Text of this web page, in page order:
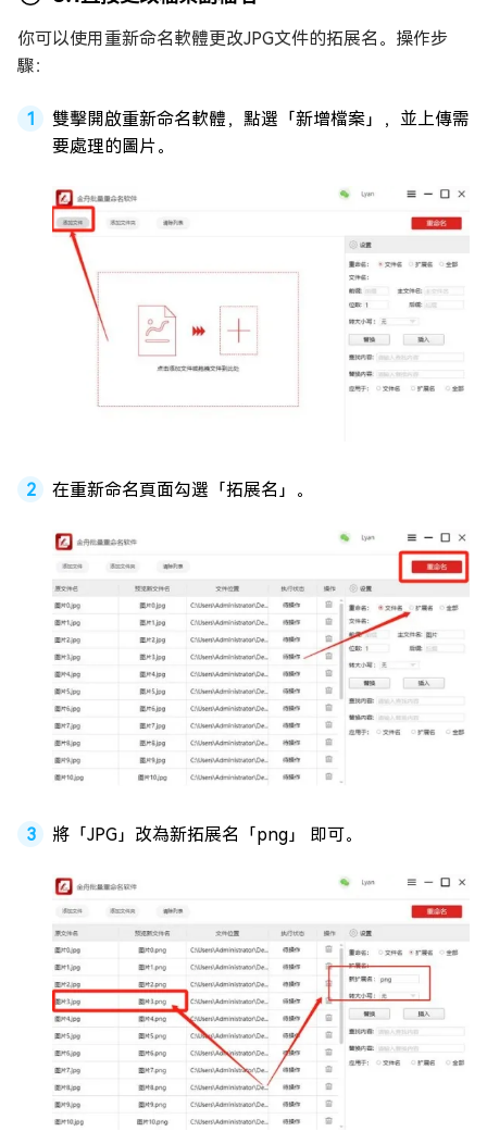
你可以使用重新命名軟體更改JPG文件的拓展名。操作步
驟：
雙擊開啟重新命名軟體，點選「新增檔案」，並上傳需
要處理的圖片。
在重新命名頁面勾選「拓展名」。
將「JPG」改為新拓展名「png」 即可。